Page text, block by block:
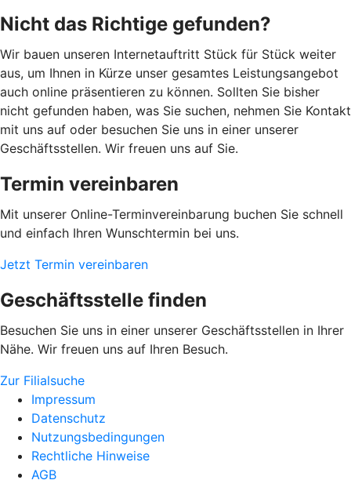
Nicht das Richtige gefunden?
Wir bauen unseren Internetauftritt Stück für Stück weiter
aus, um Ihnen in Kürze unser gesamtes Leistungsangebot
auch online präsentieren zu können. Sollten Sie bisher
nicht gefunden haben, was Sie suchen, nehmen Sie Kontakt
mit uns auf oder besuchen Sie uns in einer unserer
Geschäftsstellen. Wir freuen uns auf Sie.
Termin vereinbaren
Mit unserer Online-Terminvereinbarung buchen Sie schnell
und einfach Ihren Wunschtermin bei uns.
Jetzt Termin vereinbaren
Geschäftsstelle finden
Besuchen Sie uns in einer unserer Geschäftsstellen in Ihrer
Nähe. Wir freuen uns auf Ihren Besuch.
Zur Filialsuche
Impressum
Datenschutz
Nutzungsbedingungen
Rechtliche Hinweise
AGB